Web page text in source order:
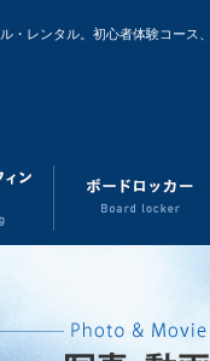
・レンタル。初心者体験コース